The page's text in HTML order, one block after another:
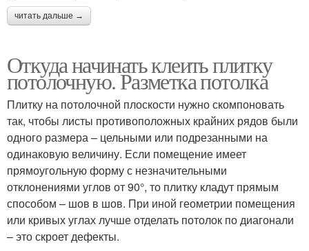
читать дальше →
Откуда начинать клеить плитку
потолочную. Разметка потолка
Плитку на потолочной плоскости нужно скомпоновать
так, чтобы листы противоположных крайних рядов были
одного размера – цельными или подрезанными на
одинаковую величину. Если помещение имеет
прямоугольную форму с незначительными
отклонениями углов от 90°, то плитку кладут прямым
способом – шов в шов. При иной геометрии помещения
или кривых углах лучше отделать потолок по диагонали
– это скроет дефекты.